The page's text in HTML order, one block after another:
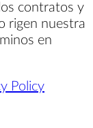
contratos y
rigen nuestra
en
Policy